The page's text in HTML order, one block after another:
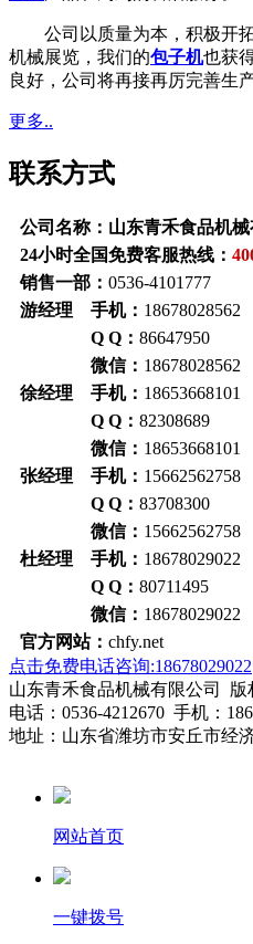
公司以质量为本，积极开拓
机械展览，我们的包子机也获
良好，公司将再接再厉完善生
更多..
联系方式
公司名称：山东青禾食品机械
24小时全国免费客服热线：
销售一部： 0536-4101777
游经理 手机： 18678028562
Q Q： 86647950
微信： 18678028562
徐经理 手机： 18653668101
Q Q： 82308689
微信： 18653668101
张经理 手机： 15662562758
Q Q： 83708300
微信： 15662562758
杜经理 手机： 18678029022
Q Q： 80711495
微信： 18678029022
官方网站： chfy.net
点击免费电话咨询:18678029022
山东青禾食品机械有限公司 版
电话：0536-4212670 手机：
地址：山东省潍坊市安丘市经
网站首页
一键拨号